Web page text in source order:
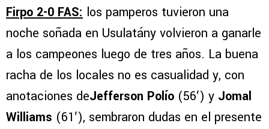
Firpo 2-0 FAS: los pamperos tuvieron una
noche soñada en Usulatány volvieron a ganarle
a los campeones luego de tres años. La buena
racha de los locales no es casualidad y, con
anotaciones deJefferson Polío (56′) y Jomal
Williams (61′), sembraron dudas en el presente